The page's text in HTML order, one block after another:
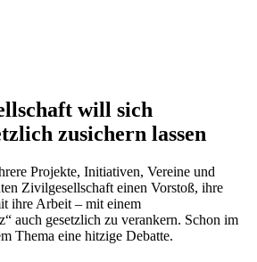
will sich
zusichern lassen
Projekte, Initiativen, Vereine und
Zivilgesellschaft einen Vorstoß, ihre
ihre Arbeit – mit einem
auch gesetzlich zu verankern. Schon im
Thema eine hitzige Debatte.